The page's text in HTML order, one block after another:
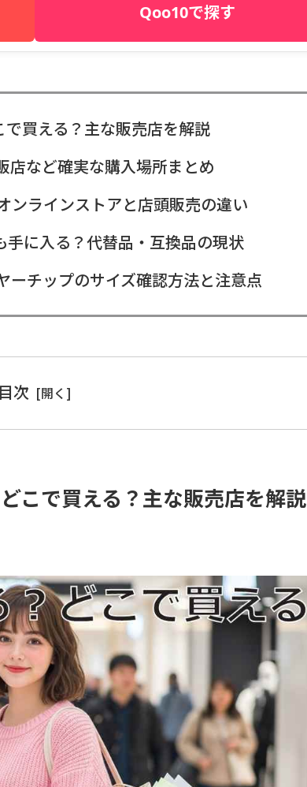
Qoo10で探す
買える？主な販売店を解説
店など確実な購入場所まとめ
ンラインストアと店頭販売の違い
手に入る？代替品・互換品の現状
ーチップのサイズ確認方法と注意点
目次
こで買える？主な販売店を解説